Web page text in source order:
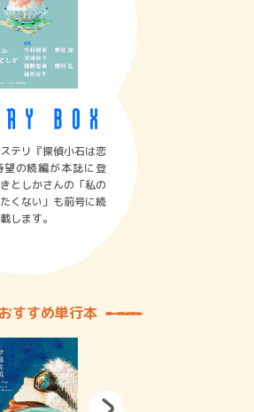
テリ『探偵小石は恋
望の続編が本誌に登
としかさんの「私の
くない」も前号に続
します。
すすめ単行本